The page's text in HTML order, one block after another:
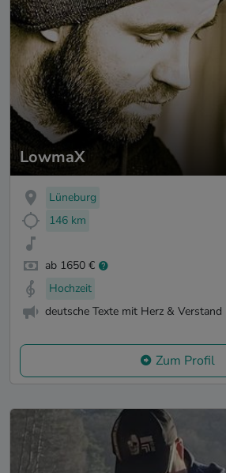
LowmaX
Lüneburg
146 km
ab 1650 €
Hochzeit
deutsche Texte mit Herz & Verstand
Zum Profil